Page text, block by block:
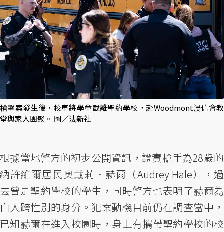
槍擊案發生後，校車將學童載離聖約學校，赴Woodmont浸信會教
堂與家人團聚。 圖／法新社
根據當地警方的初步公開資訊，證實槍手為28歲的
納許維爾居民奥戴莉．赫爾（Audrey Hale），過
去曾是聖約學校的學生，同時警方也表明了赫爾為
白人跨性別的身分。犯案動機目前仍在調查當中，
已知赫爾在進入校園時，身上有攜帶聖約學校的校